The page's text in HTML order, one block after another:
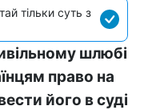
тільки суть з
шлюбі
право на
його в суді